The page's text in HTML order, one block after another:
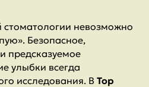
стоматологии невозможно
Безопасное,
предсказуемое
улыбки всегда
исследования. В Top